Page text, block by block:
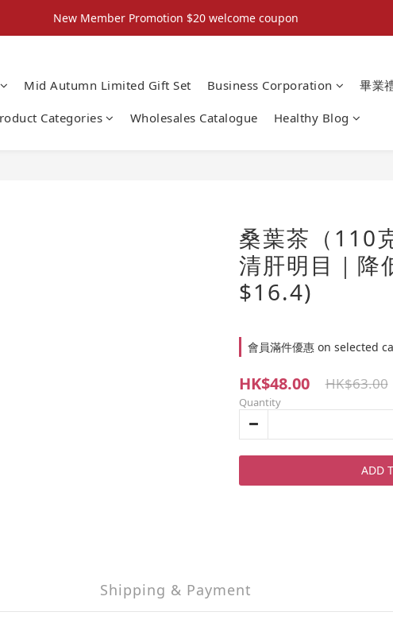
New Member Promotion $20 welcome coupon
New Member Promotion $20 welcome coupon
📦折後付款滿$300免運費 （香港、澳門）
New Member Promotion $20 welcome coupon
Mid Autumn Limited Gift Set Business Corporation 畢業
Categories Wholesales Catalogue Healthy Blog
桑葉茶（110
清肝明目｜降
$16.4)
會員滿件優惠 on selected
HK$48.00 HK$63.00
Quantity
ADD
Shipping & Payment